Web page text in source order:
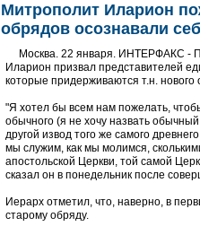
Митрополит Иларион
обрядов осознавали
Москва. 22 января. ИНТЕРФАКС -
Иларион призвал представителей
которые придерживаются т.н. нового
"Я хотел бы всем нам пожелать,
обычного (я не хочу назвать
другой извод того же самого
мы служим, как мы молимся,
апостольской Церкви, той самой
сказал он в понедельник после
Иерарх отметил, что, наверно, в
старому обряду.